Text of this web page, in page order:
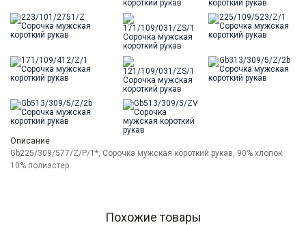
Описание
Gb225/309/577/Z/P/1*, Сорочка мужская короткий рукав, 90% хлопок
10% полиэстер
Похожие товары